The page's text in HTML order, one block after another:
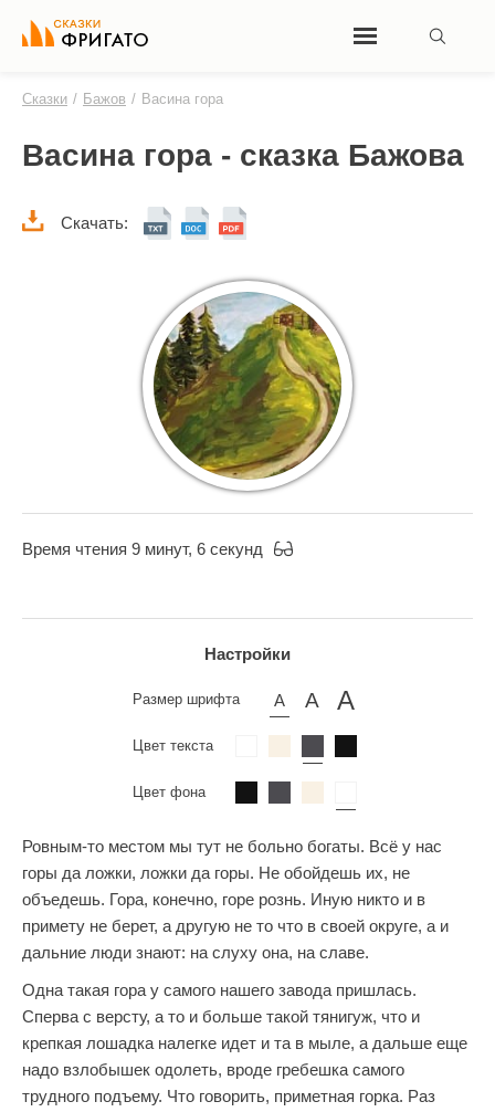
Сказки / Бажов / Васина гора
Васина гора - сказка Бажова
Скачать:
Время чтения 9 минут, 6 секунд
Настройки
Размер шрифта
Цвет текста
Цвет фона
Ровным-то местом мы тут не больно богаты. Всё у нас
горы да ложки, ложки да горы. Не обойдешь их, не
объедешь. Гора, конечно, горе рознь. Иную никто и в
примету не берет, а другую не то что в своей округе, а и
дальние люди знают: на слуху она, на славе.
Одна такая гора у самого нашего завода пришлась.
Сперва с версту, а то и больше такой тянигуж, что и
крепкая лошадка налегке идет и та в мыле, а дальше еще
надо взлобышек одолеть, вроде гребешка самого
трудного подъему. Что говорить, приметная горка. Раз